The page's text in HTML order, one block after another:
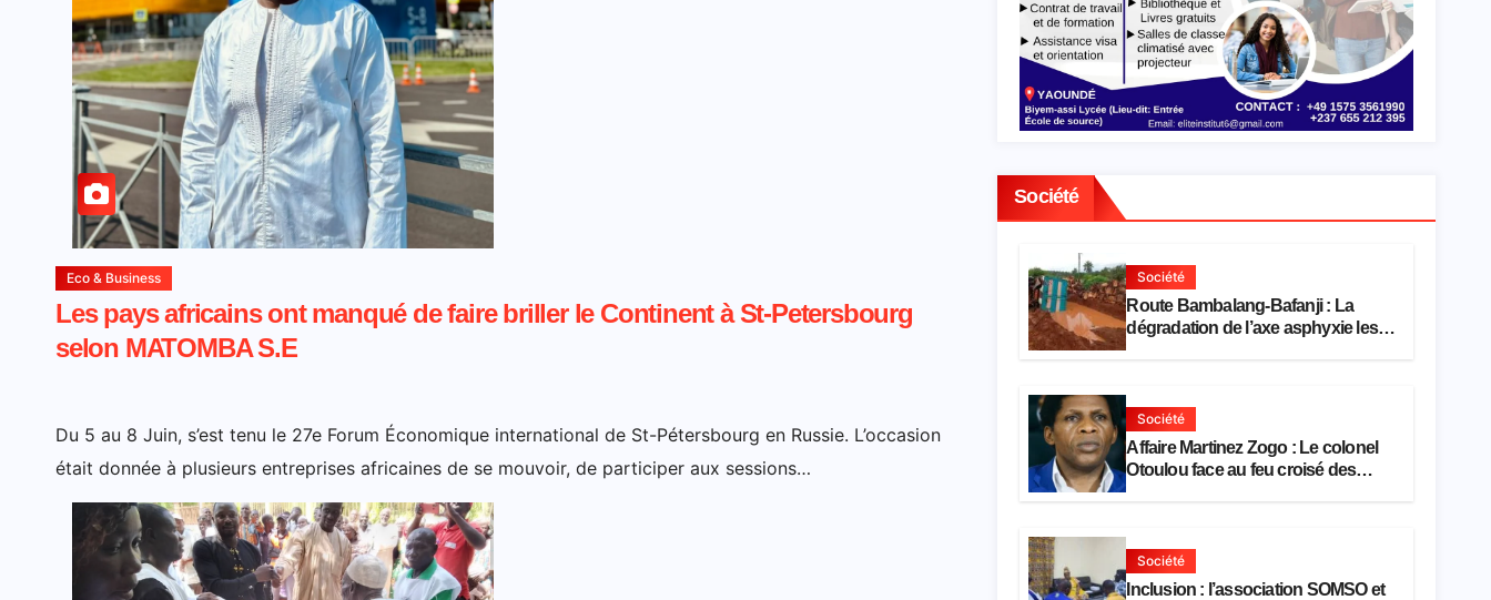
Eco & Business
Les pays africains ont manqué de faire briller le Continent à St-Petersbourg
selon MATOMBA S.E
Du 5 au 8 Juin, s’est tenu le 27e Forum Économique international de St-Pétersbourg en Russie. L’occasion
était donnée à plusieurs entreprises africaines de se mouvoir, de participer aux sessions…
Société
Société
Route Bambalang-Bafanji : La
dégradation de l’axe asphyxie les
Société
Affaire Martinez Zogo : Le colonel
Otoulou face au feu croisé des
Société
Inclusion : l’association SOMSO et